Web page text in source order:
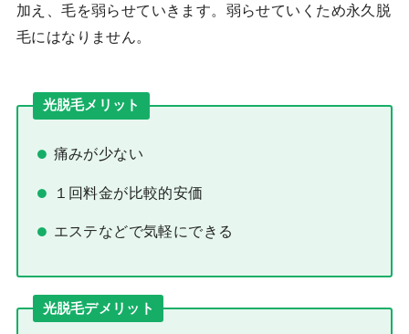
加え、毛を弱らせていきます。弱らせていくため永久脱
毛にはなりません。
光脱毛メリット
痛みが少ない
１回料金が比較的安価
エステなどで気軽にできる
光脱毛デメリット